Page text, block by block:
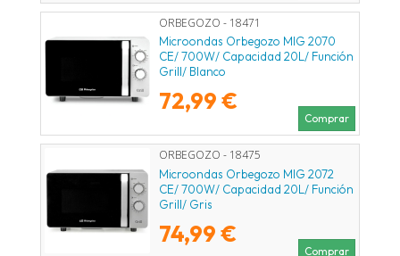
ORBEGOZO - 18471
Microondas Orbegozo MIG 2070
CE/ 700W/ Capacidad 20L/ Función
Grill/ Blanco
72,99 €
Comprar
ORBEGOZO - 18475
Microondas Orbegozo MIG 2072
CE/ 700W/ Capacidad 20L/ Función
Grill/ Gris
74,99 €
Comprar